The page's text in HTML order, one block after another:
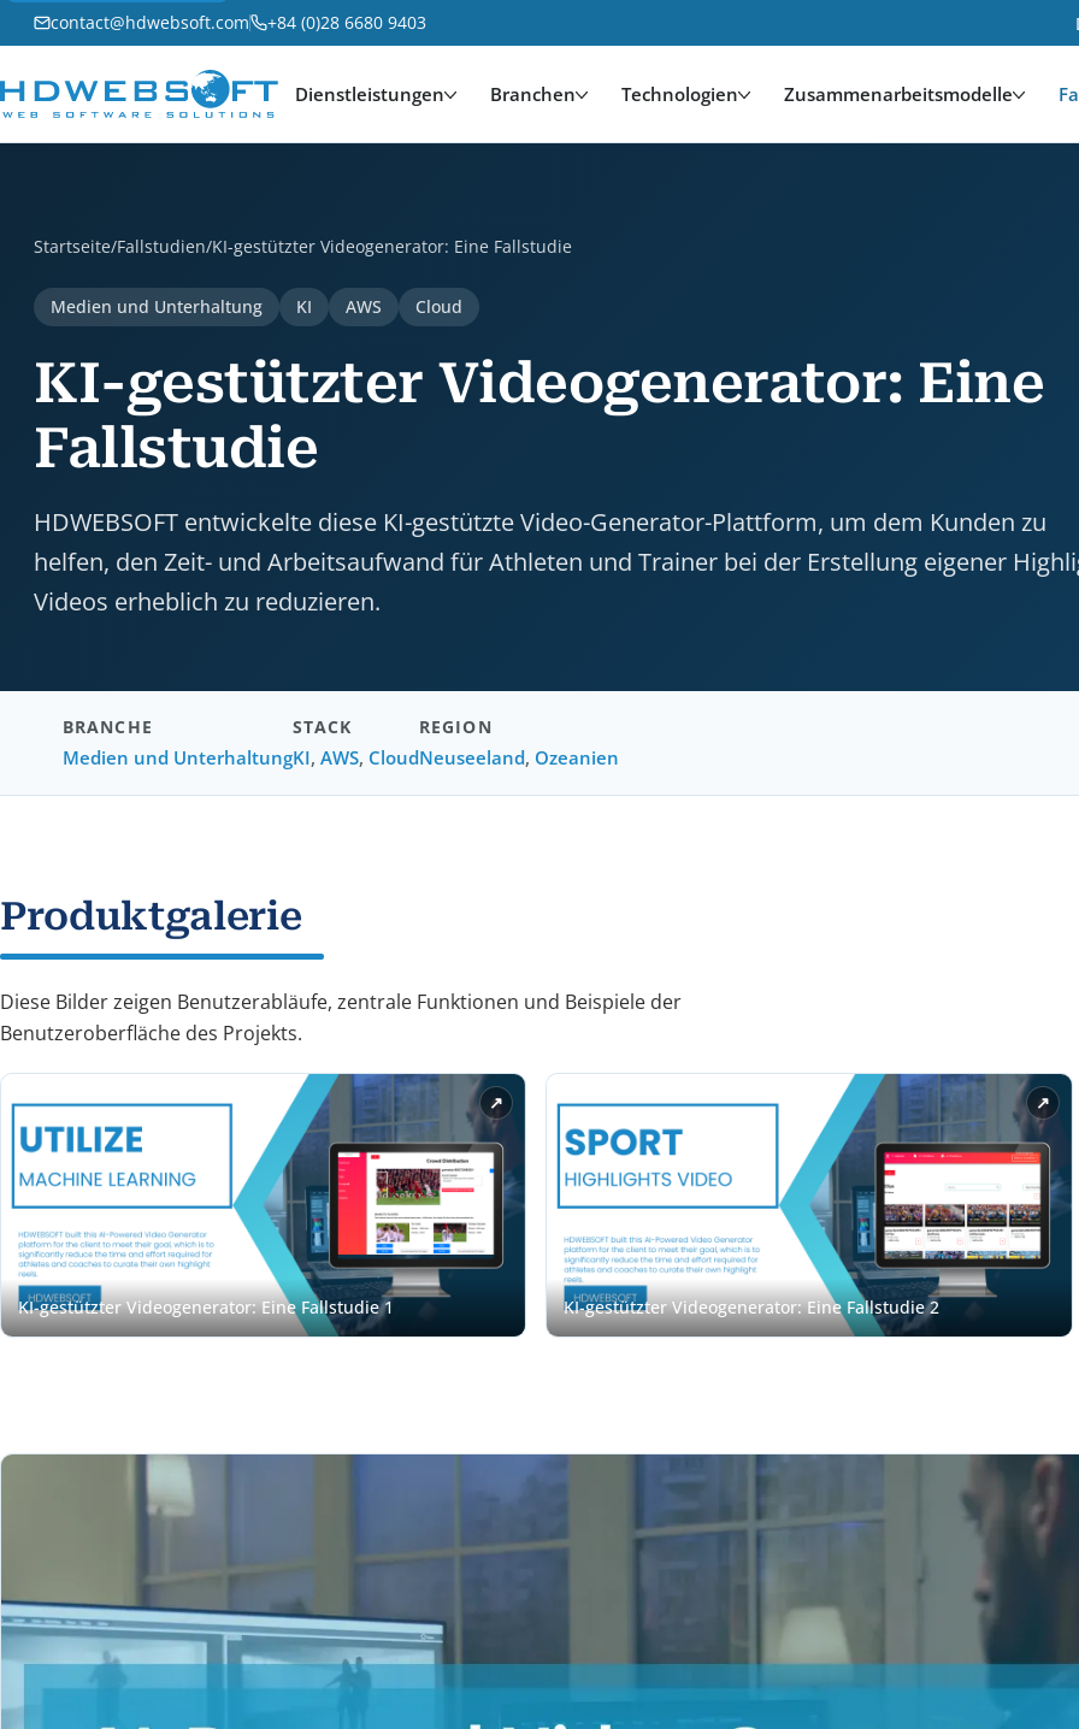
contact@hdwebsoft.com +84 (0)28 6680 9403
Dienstleistungen Branchen Technologien Zusammenarbeitsmodelle
Startseite/Fallstudien/KI-gestützter Videogenerator: Eine Fallstudie
Medien und Unterhaltung KI AWS Cloud
KI-gestützter Videogenerator: Eine
Fallstudie
HDWEBSOFT entwickelte diese KI-gestützte Video-Generator-Plattform, um dem Kunden zu
helfen, den Zeit- und Arbeitsaufwand für Athleten und Trainer bei der Erstellung eigener
Videos erheblich zu reduzieren.
BRANCHE
Medien und Unterhaltung
STACK
KI, AWS, Cloud
REGION
Neuseeland, Ozeanien
Produktgalerie
Diese Bilder zeigen Benutzerabläufe, zentrale Funktionen und Beispiele der
Benutzeroberfläche des Projekts.